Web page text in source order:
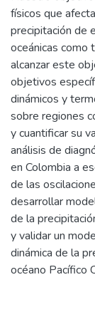
físicos que
precipitación de
oceánicas como
alcanzar este
objetivos
dinámicos y
sobre regiones
y cuantificar su
análisis de
en Colombia a
de las
desarrollar
de la
y validar un
dinámica de la
océano Pacífico